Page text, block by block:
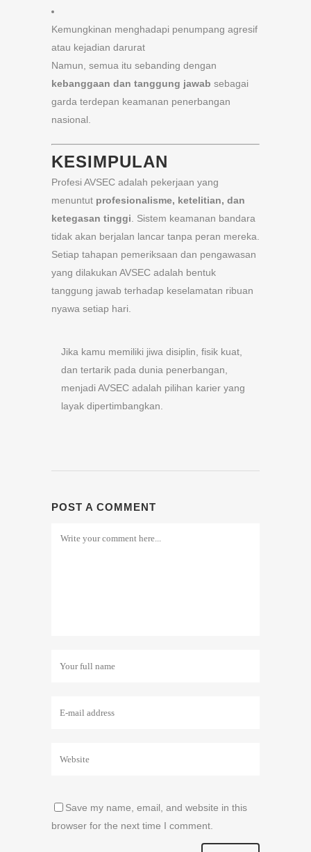
Kemungkinan menghadapi penumpang agresif
atau kejadian darurat
Namun, semua itu sebanding dengan
kebanggaan dan tanggung jawab sebagai
garda terdepan keamanan penerbangan
nasional.
KESIMPULAN
Profesi AVSEC adalah pekerjaan yang
menuntut profesionalisme, ketelitian, dan
ketegasan tinggi. Sistem keamanan bandara
tidak akan berjalan lancar tanpa peran mereka.
Setiap tahapan pemeriksaan dan pengawasan
yang dilakukan AVSEC adalah bentuk
tanggung jawab terhadap keselamatan ribuan
nyawa setiap hari.
Jika kamu memiliki jiwa disiplin, fisik kuat,
dan tertarik pada dunia penerbangan,
menjadi AVSEC adalah pilihan karier yang
layak dipertimbangkan.
POST A COMMENT
Save my name, email, and website in this
browser for the next time I comment.